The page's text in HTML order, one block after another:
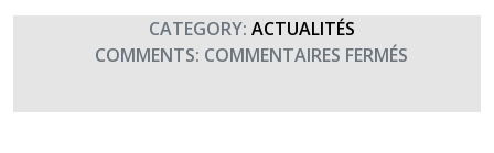
CATEGORY: ACTUALITÉS
COMMENTS: COMMENTAIRES FERMÉS
DES